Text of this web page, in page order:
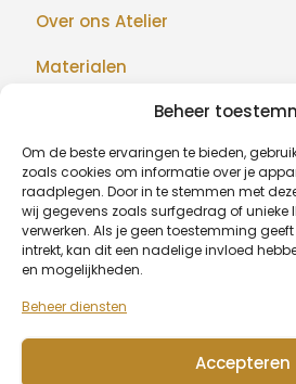
Beheer
Om de beste ervaringen te bieden,
zoals cookies om informatie over je
raadplegen. Door in te stemmen met
wij gegevens zoals surfgedrag of unieke
verwerken. Als je geen toestemming
intrekt, kan dit een nadelige invloed
en mogelijkheden.
Beheer diensten
Accepteren
Over ons Atelier
Materialen
Realisaties
Blog